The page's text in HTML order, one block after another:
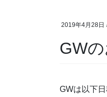
2019年4月28日
GW
GWは以下